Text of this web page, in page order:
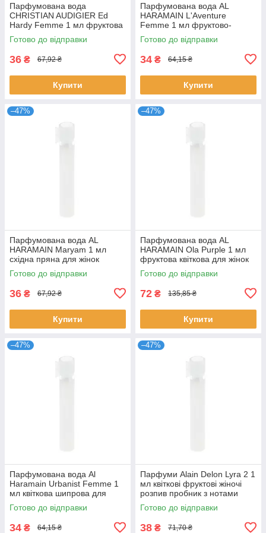
Парфумована вода
CHRISTIAN AUDIGIER Ed
Hardy Femme 1 мл фруктова
квіткова для жінок пробник
розпив Крістіан
Готово до відправки
36 ₴ 67,92 ₴
Купити
Парфумована вода AL
HARAMAIN L'Aventure
Femme 1 мл фруктово-
квіткова стійка для жінок
розпив Аль Харамейн
Готово до відправки
34 ₴ 64,15 ₴
Купити
–47%
Парфумована вода AL
HARAMAIN Maryam 1 мл
східна пряна для жінок
розпив пробник стійкий
аромат Аль Харамейн
Готово до відправки
36 ₴ 67,92 ₴
Купити
–47%
Парфумована вода AL
HARAMAIN Ola Purple 1 мл
фруктова квіткова для жінок
стійкий розпив Аль Харамейн
Готово до відправки
72 ₴ 135,85 ₴
Купити
–47%
Парфумована вода Al
Haramain Urbanist Femme 1
мл квіткова шипрова для
жінок розпив пробник Аль
Харамейн
Готово до відправки
34 ₴ 64,15 ₴
–47%
Парфуми Alain Delon Lyra 2 1
мл квіткові фруктові жіночі
розпив пробник з нотами
ванілі Ален Делон
Готово до відправки
38 ₴ 71,70 ₴